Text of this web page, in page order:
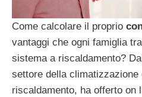
Come calcolare il proprio
vantaggi che ogni famiglia
sistema a riscaldamento?
settore della climatizzazione
riscaldamento, ha offerto on